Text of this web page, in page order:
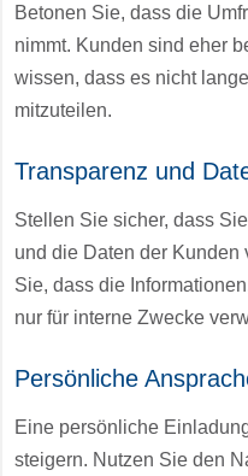
Betonen Sie, dass die
nimmt. Kunden sind eher
wissen, dass es nicht
mitzuteilen.
Transparenz und
Stellen Sie sicher, dass
und die Daten der
Sie, dass die
nur für interne Zwecke
Persönliche
Eine persönliche
steigern. Nutzen Sie den